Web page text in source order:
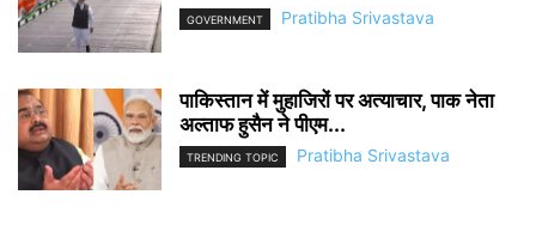
GOVERNMENT Pratibha Srivastava
पाकिस्तान में मुहाजिरों पर अत्याचार, पाक नेता
अल्ताफ हुसैन ने पीएम...
TRENDING TOPIC Pratibha Srivastava